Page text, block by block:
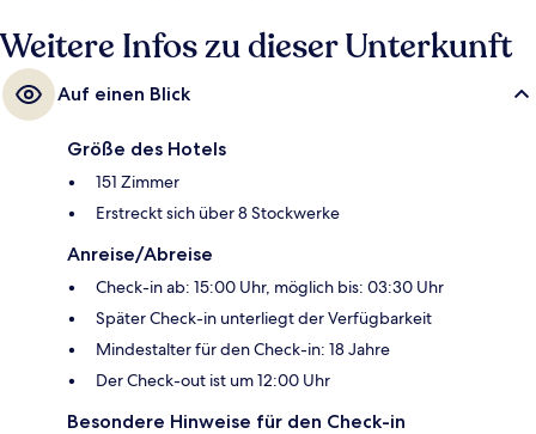
Weitere Infos zu dieser Unterkunft
Auf einen Blick
Größe des Hotels
151 Zimmer
Erstreckt sich über 8 Stockwerke
Anreise/Abreise
Check-in ab: 15:00 Uhr, möglich bis: 03:30 Uhr
Später Check-in unterliegt der Verfügbarkeit
Mindestalter für den Check-in: 18 Jahre
Der Check-out ist um 12:00 Uhr
Besondere Hinweise für den Check-in